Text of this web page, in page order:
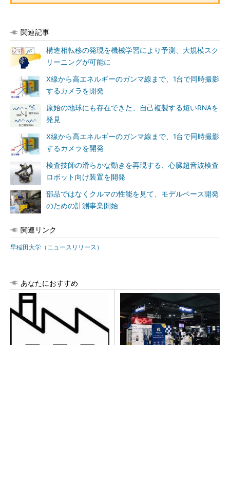
関連記事
構造相転移の発現を機械学習により予測、大規模スク
リーニングが可能に
X線から高エネルギーのガンマ線まで、1台で同時撮影
するカメラを開発
原始の地球にも存在できた、自己複製する短いRNAを
発見
X線から高エネルギーのガンマ線まで、1台で同時撮影
するカメラを開発
検査技師の滑らかな動きを再現する、心臓超音波検査
ロボット向け装置を開発
部品ではなくクルマの性能を見て、モデルベース開発
のための計測事業開始
関連リンク
早稲田大学（ニュースリリース）
あなたにおすすめ